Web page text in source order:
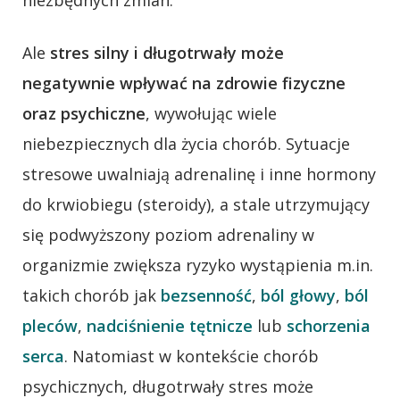
Ale stres silny i długotrwały może
negatywnie wpływać na zdrowie fizyczne
oraz psychiczne, wywołując wiele
niebezpiecznych dla życia chorób. Sytuacje
stresowe uwalniają adrenalinę i inne hormony
do krwiobiegu (steroidy), a stale utrzymujący
się podwyższony poziom adrenaliny w
organizmie zwiększa ryzyko wystąpienia m.in.
takich chorób jak bezsenność, ból głowy, ból
pleców, nadciśnienie tętnicze lub schorzenia
serca. Natomiast w kontekście chorób
psychicznych, długotrwały stres może